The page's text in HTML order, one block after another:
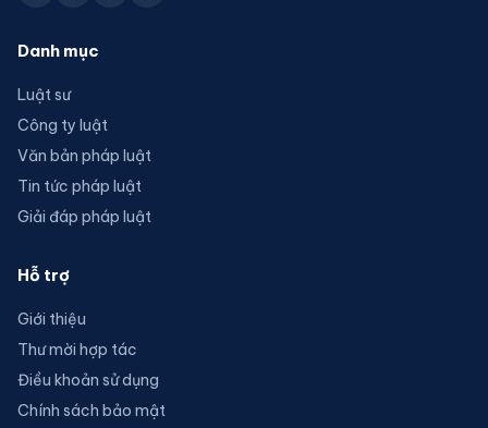
Danh mục
Luật sư
Công ty luật
Văn bản pháp luật
Tin tức pháp luật
Giải đáp pháp luật
Hỗ trợ
Giới thiệu
Thư mời hợp tác
Điều khoản sử dụng
Chính sách bảo mật